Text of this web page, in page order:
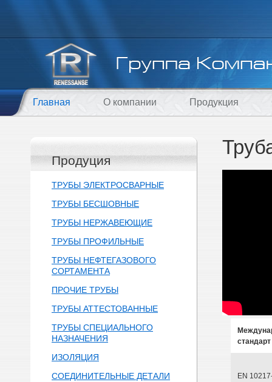
Главная О компании Продукция
Продуция
ТРУБЫ ЭЛЕКТРОСВАРНЫЕ
ТРУБЫ БЕСШОВНЫЕ
ТРУБЫ НЕРЖАВЕЮЩИЕ
ТРУБЫ ПРОФИЛЬНЫЕ
ТРУБЫ НЕФТЕГАЗОВОГО
СОРТАМЕНТА
ПРОЧИЕ ТРУБЫ
ТРУБЫ АТТЕСТОВАННЫЕ
ТРУБЫ СПЕЦИАЛЬНОГО
НАЗНАЧЕНИЯ
ИЗОЛЯЦИЯ
СОЕДИНИТЕЛЬНЫЕ ДЕТАЛИ
стандарт
EN